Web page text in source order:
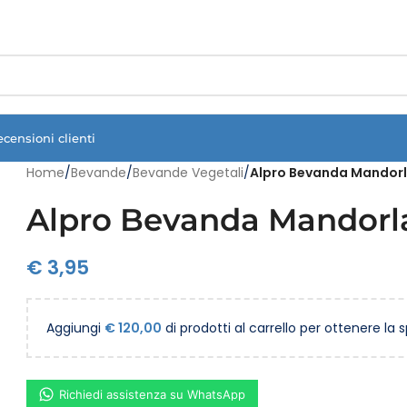
clienti
Home/Bevande/Bevande Vegetali/Alpro Bevanda
Alpro Bevanda
€ 3,95
Aggiungi €120,00 di prodotti al carrello per ottenere la
Richiedi assistenza su WhatsApp